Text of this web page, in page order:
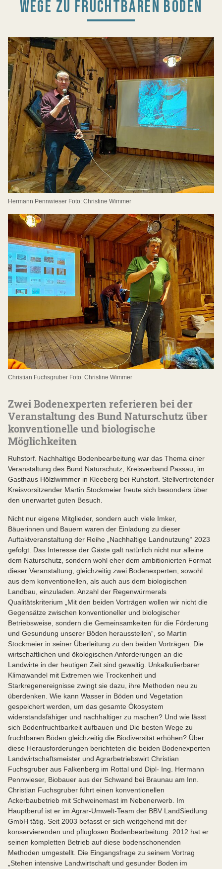
WEGE ZU FRUCHTBAREN BÖDEN
Hermann Pennwieser Foto: Christine Wimmer
Christian Fuchsgruber Foto: Christine Wimmer
Zwei Bodenexperten referieren bei der
Veranstaltung des Bund Naturschutz über
konventionelle und biologische
Möglichkeiten
Ruhstorf. Nachhaltige Bodenbearbeitung war das Thema einer
Veranstaltung des Bund Naturschutz, Kreisverband Passau, im
Gasthaus Hölzlwimmer in Kleeberg bei Ruhstorf. Stellvertretender
Kreisvorsitzender Martin Stockmeier freute sich besonders über
den unerwartet guten Besuch.
Nicht nur eigene Mitglieder, sondern auch viele Imker,
Bäuerinnen und Bauern waren der Einladung zu dieser
Auftaktveranstaltung der Reihe „Nachhaltige Landnutzung“ 2023
gefolgt. Das Interesse der Gäste galt natürlich nicht nur alleine
dem Naturschutz, sondern wohl eher dem ambitionierten Format
dieser Veranstaltung, gleichzeitig zwei Bodenexperten, sowohl
aus dem konventionellen, als auch aus dem biologischen
Landbau, einzuladen. Anzahl der Regenwürmerals
Qualitätskriterium „Mit den beiden Vorträgen wollen wir nicht die
Gegensätze zwischen konventioneller und biologischer
Betriebsweise, sondern die Gemeinsamkeiten für die Förderung
und Gesundung unserer Böden herausstellen“, so Martin
Stockmeier in seiner Überleitung zu den beiden Vorträgen. Die
wirtschaftlichen und ökologischen Anforderungen an die
Landwirte in der heutigen Zeit sind gewaltig. Unkalkulierbarer
Klimawandel mit Extremen wie Trockenheit und
Starkregenereignisse zwingt sie dazu, ihre Methoden neu zu
überdenken. Wie kann Wasser in Böden und Vegetation
gespeichert werden, um das gesamte Ökosystem
widerstandsfähiger und nachhaltiger zu machen? Und wie lässt
sich Bodenfruchtbarkeit aufbauen und Die besten Wege zu
fruchtbaren Böden gleichzeitig die Biodiversität erhöhen? Über
diese Herausforderungen berichteten die beiden Bodenexperten
Landwirtschaftsmeister und Agrarbetriebswirt Christian
Fuchsgruber aus Falkenberg im Rottal und Dipl- Ing. Hermann
Pennwieser, Biobauer aus der Schwand bei Braunau am Inn.
Christian Fuchsgruber führt einen konventionellen
Ackerbaubetrieb mit Schweinemast im Nebenerwerb. Im
Hauptberuf ist er im Agrar-Umwelt-Team der BBV LandSiedlung
GmbH tätig. Seit 2003 befasst er sich weitgehend mit der
konservierenden und pfluglosen Bodenbearbeitung. 2012 hat er
seinen kompletten Betrieb auf diese bodenschonenden
Methoden umgestellt. Die Eingangsfrage zu seinem Vortrag
„Stehen intensive Landwirtschaft und gesunder Boden im